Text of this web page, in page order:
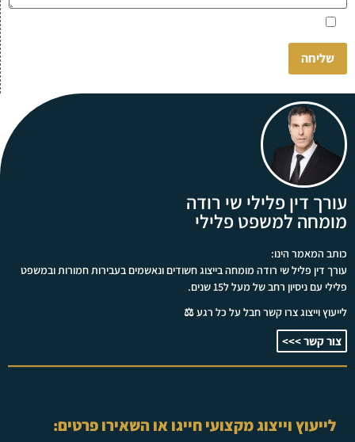
Please
leave
this
field
empty.
עורך דין פלילי שי רודה
מומחה למשפט פלילי
כותב המאמר הינו:
עורך דין פליל שי רודה מומחה בייצוג חשודים ונאשמים בעבירות חמורות ובמשפט
פלילי עם ניסיון רחב של מעל ל15 שנים.
לייעוץ וייצוג צרו קשר חבל על כל רגע ⚖️
צור קשר >>>
לייעוץ וייצוג מקצועי חייגו או השאירו פרטים: